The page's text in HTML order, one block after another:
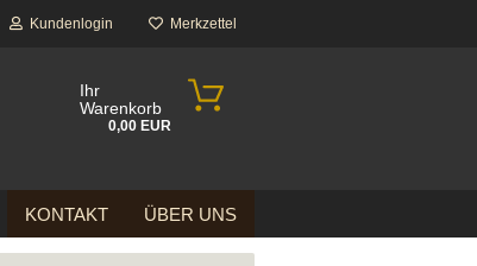
Kundenlogin Merkzettel
Ihr
Warenkorb
0,00 EUR
KONTAKT ÜBER UNS